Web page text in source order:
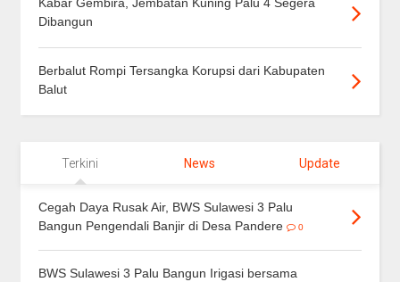
Dibangun
Berbalut Rompi Tersangka Korupsi dari Kabupaten
Balut
Terkini News Update
Cegah Daya Rusak Air, BWS Sulawesi 3 Palu
Bangun Pengendali Banjir di Desa Pandere
0
BWS Sulawesi 3 Palu Bangun Irigasi bersama